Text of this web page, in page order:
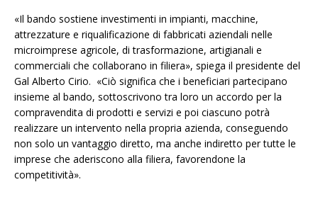
«Il bando sostiene investimenti in impianti, macchine,
attrezzature e riqualificazione di fabbricati aziendali nelle
microimprese agricole, di trasformazione, artigianali e
commerciali che collaborano in filiera», spiega il presidente del
Gal Alberto Cirio. «Ciò significa che i beneficiari partecipano
insieme al bando, sottoscrivono tra loro un accordo per la
compravendita di prodotti e servizi e poi ciascuno potrà
realizzare un intervento nella propria azienda, conseguendo
non solo un vantaggio diretto, ma anche indiretto per tutte le
imprese che aderiscono alla filiera, favorendone la
competitività».